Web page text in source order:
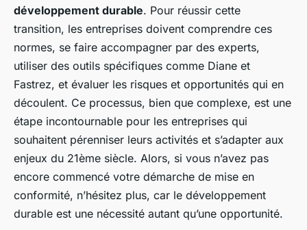
développement durable. Pour réussir cette
transition, les entreprises doivent comprendre ces
normes, se faire accompagner par des experts,
utiliser des outils spécifiques comme Diane et
Fastrez, et évaluer les risques et opportunités qui en
découlent. Ce processus, bien que complexe, est une
étape incontournable pour les entreprises qui
souhaitent pérenniser leurs activités et s’adapter aux
enjeux du 21ème siècle. Alors, si vous n’avez pas
encore commencé votre démarche de mise en
conformité, n’hésitez plus, car le développement
durable est une nécessité autant qu’une opportunité.